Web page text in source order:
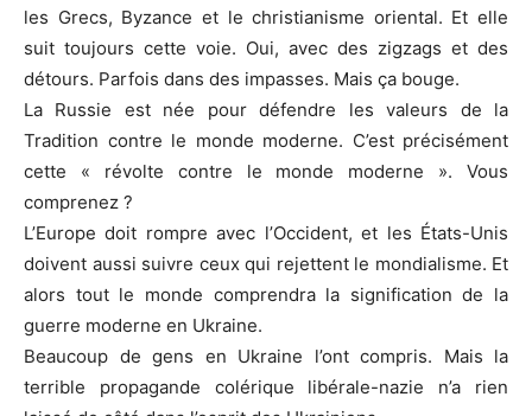
les Grecs, Byzance et le christianisme oriental. Et elle
suit toujours cette voie. Oui, avec des zigzags et des
détours. Parfois dans des impasses. Mais ça bouge.
La Russie est née pour défendre les valeurs de la
Tradition contre le monde moderne. C’est précisément
cette « révolte contre le monde moderne ». Vous
comprenez ?
L’Europe doit rompre avec l’Occident, et les États-Unis
doivent aussi suivre ceux qui rejettent le mondialisme. Et
alors tout le monde comprendra la signification de la
guerre moderne en Ukraine.
Beaucoup de gens en Ukraine l’ont compris. Mais la
terrible propagande colérique libérale-nazie n’a rien